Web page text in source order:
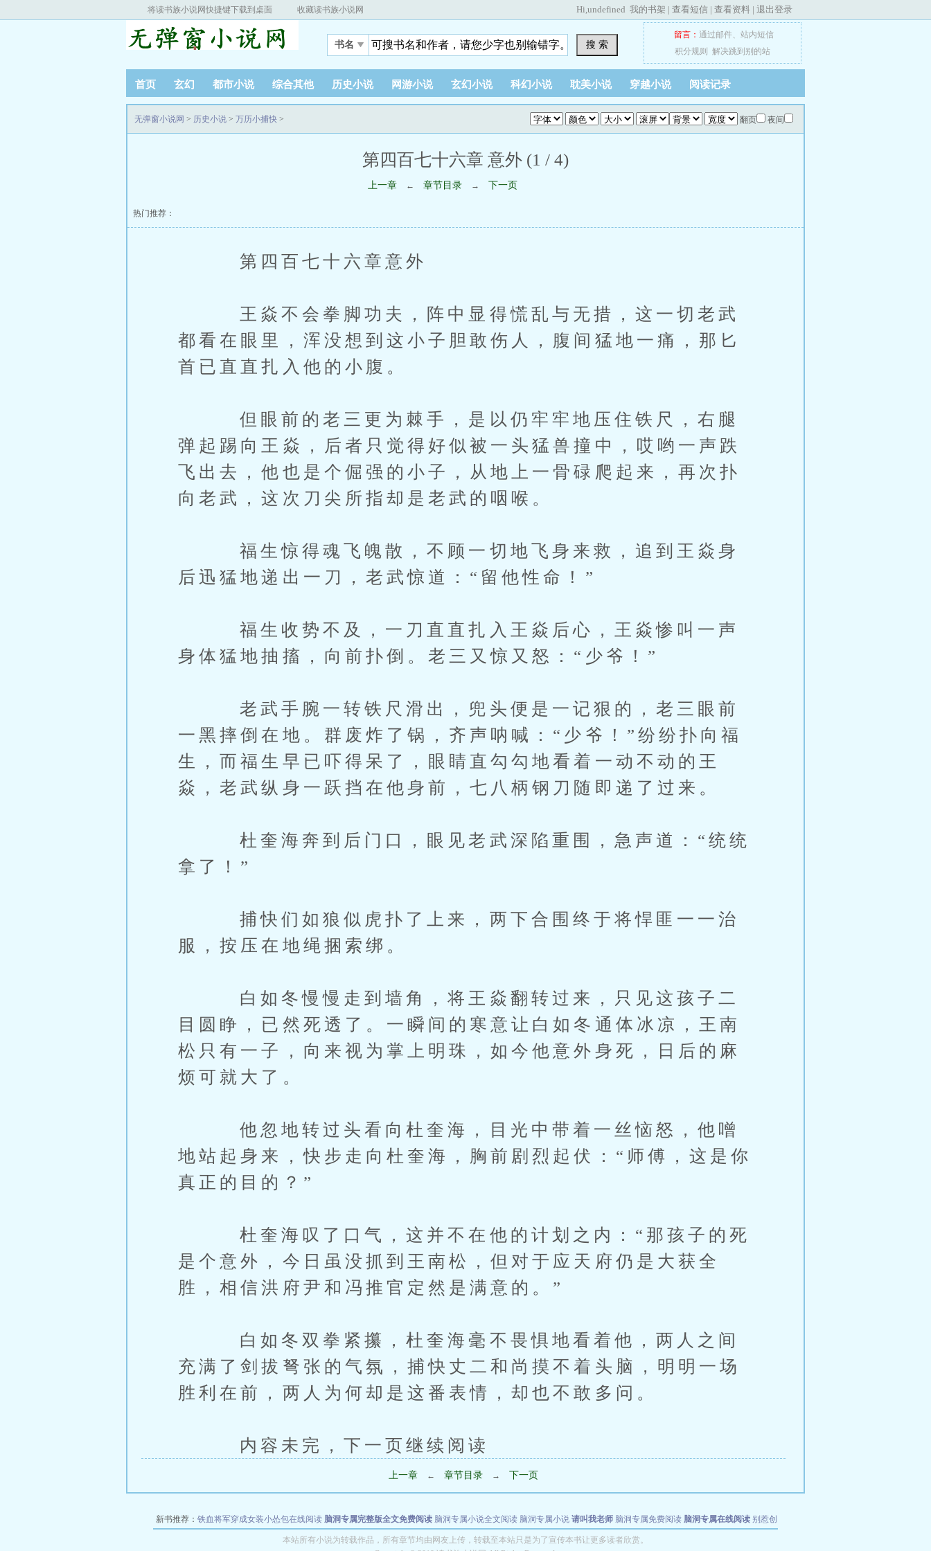
将读书族小说网快捷键下载到桌面 收藏读书族小说网 Hi,undefined 我的书架 | 查看短信 | 查看资料 | 退出登录
书名 搜 索
留言： 通过邮件、 站内短信
积分规则
解决跳到别的站
首页 玄幻 都市小说 综合其他 历史小说 网游小说 玄幻小说 科幻小说 耽美小说 穿越小说 阅读记录
翻页 夜间
无弹窗小说网 > 历史小说 > 万历小捕快 >
第四百七十六章 意外 (1 / 4)
上一章 ← 章节目录 → 下一页
热门推荐：
第四百七十六章意外
王焱不会拳脚功夫，阵中显得慌乱与无措，这一切老武
都看在眼里，浑没想到这小子胆敢伤人，腹间猛地一痛，那匕
首已直直扎入他的小腹。
但眼前的老三更为棘手，是以仍牢牢地压住铁尺，右腿
弹起踢向王焱，后者只觉得好似被一头猛兽撞中，哎哟一声跌
飞出去，他也是个倔强的小子，从地上一骨碌爬起来，再次扑
向老武，这次刀尖所指却是老武的咽喉。
福生惊得魂飞魄散，不顾一切地飞身来救，追到王焱身
后迅猛地递出一刀，老武惊道：“留他性命！”
福生收势不及，一刀直直扎入王焱后心，王焱惨叫一声
身体猛地抽搐，向前扑倒。老三又惊又怒：“少爷！”
老武手腕一转铁尺滑出，兜头便是一记狠的，老三眼前
一黑摔倒在地。群废炸了锅，齐声呐喊：“少爷！”纷纷扑向福
生，而福生早已吓得呆了，眼睛直勾勾地看着一动不动的王
焱，老武纵身一跃挡在他身前，七八柄钢刀随即递了过来。
杜奎海奔到后门口，眼见老武深陷重围，急声道：“统统
拿了！”
捕快们如狼似虎扑了上来，两下合围终于将悍匪一一治
服，按压在地绳捆索绑。
白如冬慢慢走到墙角，将王焱翻转过来，只见这孩子二
目圆睁，已然死透了。一瞬间的寒意让白如冬通体冰凉，王南
松只有一子，向来视为掌上明珠，如今他意外身死，日后的麻
烦可就大了。
他忽地转过头看向杜奎海，目光中带着一丝恼怒，他噌
地站起身来，快步走向杜奎海，胸前剧烈起伏：“师傅，这是你
真正的目的？”
杜奎海叹了口气，这并不在他的计划之内：“那孩子的死
是个意外，今日虽没抓到王南松，但对于应天府仍是大获全
胜，相信洪府尹和冯推官定然是满意的。”
白如冬双拳紧攥，杜奎海毫不畏惧地看着他，两人之间
充满了剑拔弩张的气氛，捕快丈二和尚摸不着头脑，明明一场
胜利在前，两人为何却是这番表情，却也不敢多问。
内容未完，下一页继续阅读
上一章 ← 章节目录 → 下一页
新书推荐： 铁血将军穿成女装小怂包在线阅读 脑洞专属完整版全文免费阅读 脑洞专属小说全文阅读 脑洞专属小说 请叫我老师 脑洞专属免费阅读 脑洞专属在线阅读 别惹创
世者 穿书第一天就结婚小说全文阅读
本站所有小说为转载作品，所有章节均由网友上传，转载至本站只是为了宣传本书让更多读者欣赏。